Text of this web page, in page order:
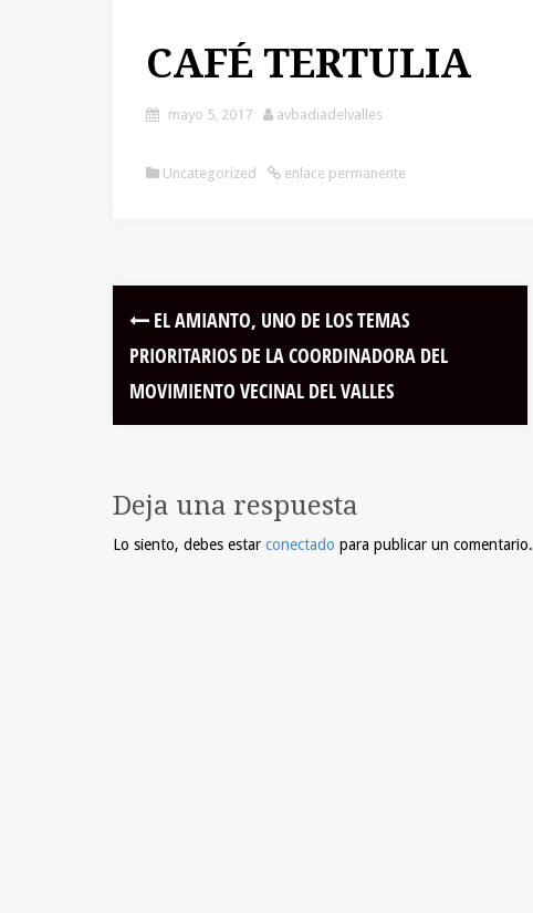
CAFÉ TERTULIA
mayo 5, 2017 avbadiadelvalles
Uncategorized enlace permanente
EL AMIANTO, UNO DE LOS TEMAS
PRIORITARIOS DE LA COORDINADORA DEL
MOVIMIENTO VECINAL DEL VALLES
Deja una respuesta
Lo siento, debes estar conectado para publicar un comentario.